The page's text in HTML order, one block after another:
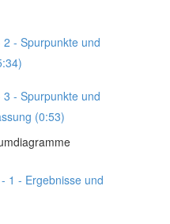
- Spurpunkte und
- Spurpunkte und
(0:53)
1 - Ergebnisse und